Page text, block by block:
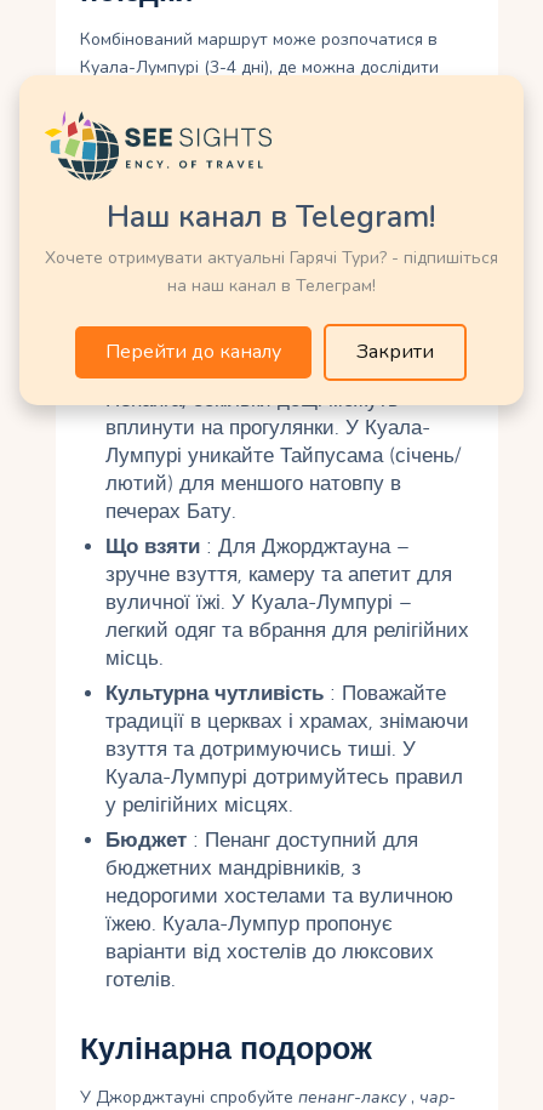
Комбінований маршрут може розпочатися в
Куала-Лумпурі (3-4 дні), де можна дослідити
(45 хвилин) і 1–2 дні на відвідування церкви
Святого Георгія, Джорджтауна та храму Кек Лок
Сі. Сухий сезон (листопад–березень) ідеальний
для обох напрямків. Для церкви потрібний
скромний одяг, для Куала-Лумпура — вбрання,
що покриває плечі та коліна.
Практичні поради
: Перевіряйте прогноз для
Пенанга, оскільки дощі можуть
вплинути на прогулянки. У Куала-
Лумпурі уникайте Тайпусама (січень/
лютий) для меншого натовпу в
печерах Бату.
Що взяти: Для Джорджтауна –
зручне взуття, камеру та апетит для
вуличної їжі. У Куала-Лумпурі –
легкий одяг та вбрання для релігійних
місць.
Культурна чутливість: Поважайте
традиції в церквах і храмах, знімаючи
взуття та дотримуючись тиші. У
Куала-Лумпурі дотримуйтесь правил
у релігійних місцях.
Бюджет: Пенанг доступний для
бюджетних мандрівників, з
недорогими хостелами та вуличною
їжею. Куала-Лумпур пропонує
варіанти від хостелів до люксових
готелів.
Кулінарна подорож
У Джорджтауні спробуйтепенанг-лаксу, чар-
Наш канал в Telegram!
Хочете отримувати актуальні Гарячі Тури? - підпишіться
на наш канал в Телеграм!
Перейти до каналу Закрити